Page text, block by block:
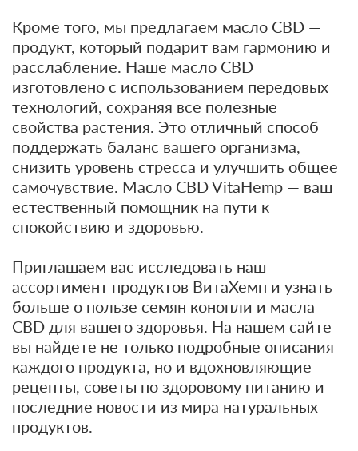
Кроме того, мы предлагаем масло CBD —
продукт, который подарит вам гармонию и
расслабление. Наше масло CBD
изготовлено с использованием передовых
технологий, сохраняя все полезные
свойства растения. Это отличный способ
поддержать баланс вашего организма,
снизить уровень стресса и улучшить общее
самочувствие. Масло CBD VitaHemp — ваш
естественный помощник на пути к
спокойствию и здоровью.
Приглашаем вас исследовать наш
ассортимент продуктов ВитаХемп и узнать
больше о пользе семян конопли и масла
CBD для вашего здоровья. На нашем сайте
вы найдете не только подробные описания
каждого продукта, но и вдохновляющие
рецепты, советы по здоровому питанию и
последние новости из мира натуральных
продуктов.